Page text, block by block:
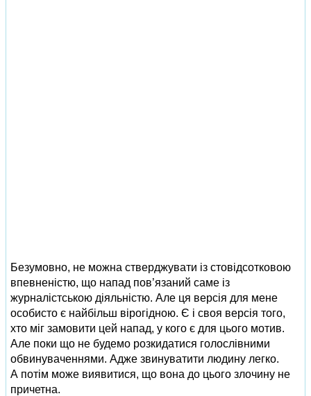
Безумовно, не можна стверджувати із стовідсотковою
впевненістю, що напад пов’язаний саме із
журналістською діяльністю. Але ця версія для мене
особисто є найбільш вірогідною. Є і своя версія того,
хто міг замовити цей напад, у кого є для цього мотив.
Але поки що не будемо розкидатися голослівними
обвинуваченнями. Адже звинуватити людину легко.
А потім може виявитися, що вона до цього злочину не
причетна.